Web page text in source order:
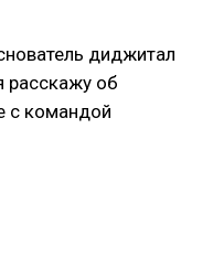
диджитал
расскажу об
с командой